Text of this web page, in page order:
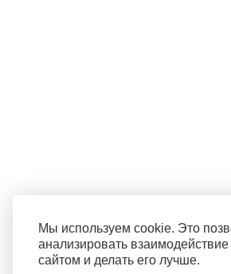
Мы используем cookie. Это
анализировать взаимодействие
сайтом и делать его лучше.